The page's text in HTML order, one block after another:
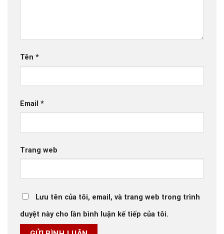
Tên *
Email *
Trang web
Lưu tên của tôi, email, và trang web trong trình
duyệt này cho lần bình luận kế tiếp của tôi.